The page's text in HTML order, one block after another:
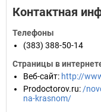
Контактная
Телефоны
(383) 388-50-14
Страницы в
Веб-сайт: http://
Prodoctorov.ru: /
na-krasnom/